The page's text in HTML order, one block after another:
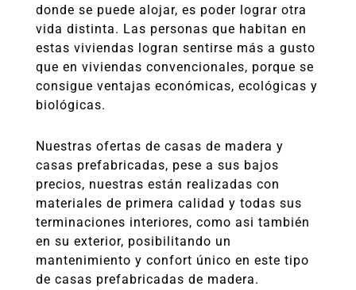
donde se puede alojar, es poder lograr otra
vida distinta. Las personas que habitan en
estas viviendas logran sentirse más a gusto
que en viviendas convencionales, porque se
consigue ventajas económicas, ecológicas y
biológicas.
Nuestras ofertas de casas de madera y
casas prefabricadas, pese a sus bajos
precios, nuestras están realizadas con
materiales de primera calidad y todas sus
terminaciones interiores, como asi también
en su exterior, posibilitando un
mantenimiento y confort único en este tipo
de casas prefabricadas de madera.